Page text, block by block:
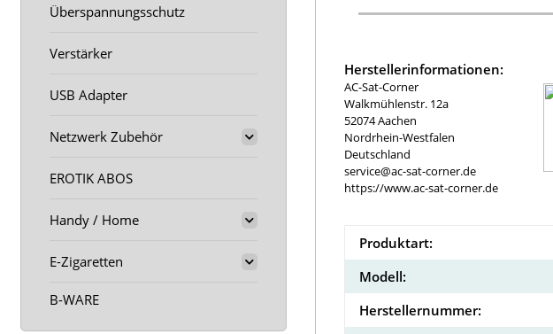
Herstellerinformationen:
AC-Sat-Corner
Walkmühlenstr. 12a
52074 Aachen
Nordrhein-Westfalen
Deutschland
service@ac-sat-corner.de
https://www.ac-sat-corner.de
Produktart:
Modell:
Herstellernummer:
Überspannungsschutz
Verstärker
USB Adapter
Netzwerk Zubehör
EROTIK ABOS
Handy / Home
E-Zigaretten
B-WARE